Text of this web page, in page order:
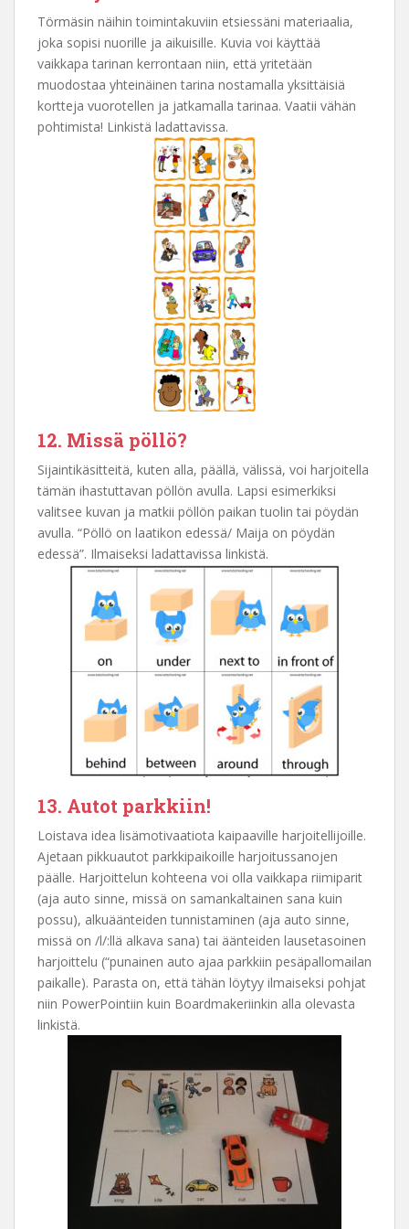
Törmäsin näihin toimintakuviin etsiessäni materiaalia,
joka sopisi nuorille ja aikuisille. Kuvia voi käyttää
vaikkapa tarinan kerrontaan niin, että yritetään
muodostaa yhteinäinen tarina nostamalla yksittäisiä
kortteja vuorotellen ja jatkamalla tarinaa. Vaatii vähän
pohtimista! Linkistä ladattavissa.
12. Missä pöllö?
Sijaintikäsitteitä, kuten alla, päällä, välissä, voi harjoitella
tämän ihastuttavan pöllön avulla. Lapsi esimerkiksi
valitsee kuvan ja matkii pöllön paikan tuolin tai pöydän
avulla. “Pöllö on laatikon edessä/ Maija on pöydän
edessä”. Ilmaiseksi ladattavissa linkistä.
13. Autot parkkiin!
Loistava idea lisämotivaatiota kaipaaville harjoitellijoille.
Ajetaan pikkuautot parkkipaikoille harjoitussanojen
päälle. Harjoittelun kohteena voi olla vaikkapa riimiparit
(aja auto sinne, missä on samankaltainen sana kuin
possu), alkuäänteiden tunnistaminen (aja auto sinne,
missä on /l/:llä alkava sana) tai äänteiden lausetasoinen
harjoittelu (“punainen auto ajaa parkkiin pesäpallomailan
paikalle). Parasta on, että tähän löytyy ilmaiseksi pohjat
niin PowerPointiin kuin Boardmakeriinkin alla olevasta
linkistä.